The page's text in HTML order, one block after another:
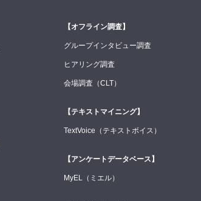
【オフライン調査】
グループインタビュー調査
ヒアリング調査
会場調査（CLT）
【テキストマイニング】
TextVoice（テキストボイス）
【アンケートデータベース】
MyEL（ミエル）